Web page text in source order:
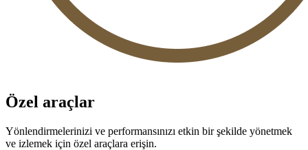
Özel araçlar
Yönlendirmelerinizi ve performansınızı etkin bir şekilde yönetmek
ve izlemek için özel araçlara erişin.